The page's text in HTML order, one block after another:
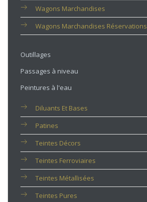
Wagons Marchandises
Wagons Marchandises Réservations
Outillages
Passages à niveau
Peintures à l'eau
Diluants Et Bases
Patines
Teintes Décors
Teintes Ferroviaires
Teintes Métallisées
Teintes Pures